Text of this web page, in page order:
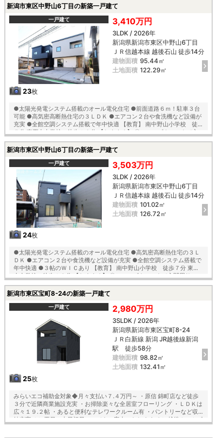
値引き情報など）も提供します ４）お得なプレゼントキャンペーン実施
中 ■自動洗浄機能付きの外壁サイディング ■地震に強い「耐震等級３」
の家！ ■厳しい第三者機関検査による「住宅性能評価」W取得！ ■「ベ
タ基礎」「地盤改良工事」実施 ■安心の建物１０年保証（最大３５年ま
で延長可） ■年中無休のアフターサービスコールセンター設置 ■浴室乾
燥機で天候に左右されずお洗濯が可能 【教育】 牡丹山小学校 徒歩１４
分 木戸中学校 徒歩１８分
新潟市東区中野山6丁目の新築一戸建て
一戸建て
23枚
3,410万円
3LDK / 2026年
新潟県新潟市東区中野山6丁目
ＪＲ信越本線 越後石山 徒歩14分
建物面積 95.44㎡
土地面積 122.29㎡
●太陽光発電システム搭載のオール電化住宅 ●前面道路６ｍ！駐車３台
可能 ●高気密高断熱住宅の３ＬＤＫ ●エアコン２台や食洗機など設備が
充実 ●全館空調システム搭載で年中快適 【教育】 南中野山小学校 徒歩
７分 東石山中学校 徒歩１２分 【おすすめ】 〇シューズクロークで玄
ーン完備でお洗濯も安心 〇不在時でも荷物の受け取り可能な宅配ボック
ス付
新潟市東区中野山6丁目の新築一戸建て
一戸建て
24枚
3,503万円
3LDK / 2026年
新潟県新潟市東区中野山6丁目
ＪＲ信越本線 越後石山 徒歩14分
建物面積 101.02㎡
土地面積 126.72㎡
●太陽光発電システム搭載のオール電化住宅 ●高気密高断熱住宅の３Ｌ
ＤＫ ●エアコン２台や食洗機など設備が充実 ●全館空調システム搭載で
年中快適 ●３帖のＷＩＣあり 【教育】 南中野山小学校 徒歩７分 東石
山中学校 徒歩１２分 【おすすめ】 〇シューズクロークで玄関周りスッ
ーン完備でお洗濯も安心 〇不在時でも荷物の受け取り可能な宅配ボック
ス付
新潟市東区宝町8-24の新築一戸建て
一戸建て
25枚
2,980万円
3SLDK / 2026年
新潟県新潟市東区宝町8-24
ＪＲ白新線 新潟 JR越後線新潟
駅 徒歩58分
建物面積 98.82㎡
土地面積 132.41㎡
みらいエコ補助金対象◆月々支払い７.４万円～ ・原信 錦町店など徒歩
３分で近隣商業施設充実 ・お掃除楽々な全居室フローリング ・ＬＤＫは
広々１９.２帖 ・あると便利なテレワークルーム有 ・パントリーなど収
納充実 １）平日、土日祝日いつでもご案内いたします ２）越後ホームズ